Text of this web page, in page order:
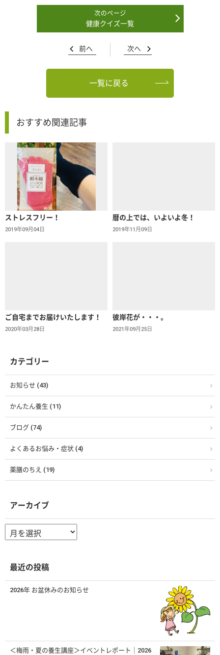
健康クイズ一覧
前へ 次へ
一覧に戻る
おすすめ関連記事
ストレスフリー！
2019年09月04日
暦の上では、いよいよ冬！
2019年11月09日
ご自宅までお届けいたします！
2020年03月28日
彼岸花が・・・。
2021年09月25日
カテゴリー
お知らせ (43)
かんたん養生 (11)
ブログ (74)
よくあるお悩み・症状 (4)
薬膳のちえ (19)
アーカイブ
ー
ブ
最近の投稿
2026年 お盆休みのお知らせ
＜梅雨・夏の養生講座＞イベントレポート｜2026